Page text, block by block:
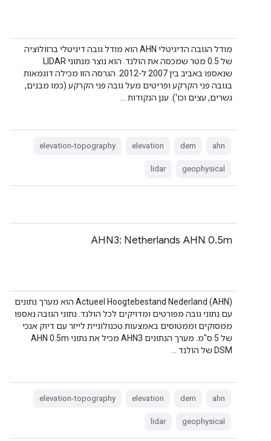
מודל הגובה הדיגיטלי AHN הוא מודל גובה דיגיטלי ברזולוציה
של 0.5 מטר שמכסה את הולנד. הוא נוצר מנתוני LIDAR
שנאספו באביב בין 2007 ל-2012. הגרסה הזו מכילה דוגמאות
בגובה פני הקרקע ופריטים מעל גובה פני הקרקע (כמו מבנים,
גשרים, עצים וכו'). ענן הנקודות …
ahn
dem
elevation
elevation-topography
geophysical
lidar
AHN3: Netherlands AHN 0.5m
‫Actueel Hoogtebestand Nederland (AHN) הוא מערך נתונים
עם נתוני גובה מפורטים ומדויקים לכל הולנד. נתוני הגובה נאספו
ממסוקים וממטוסים באמצעות טכנולוגיית לייזר עם דיוק אנכי
של 5 ס"מ. מערך הנתונים AHN3 מכיל את נתוני AHN 0.5m
DSM של הולנד …
ahn
dem
elevation
elevation-topography
geophysical
lidar